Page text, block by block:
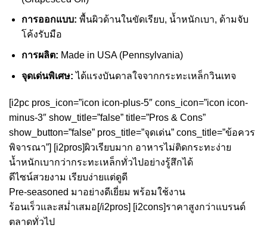
การออกแบบ: พื้นผิวด้านในขัดเรียบ, น้ำหนักเบา, ด้ามจับ
โค้งรับมือ
การผลิต: Made in USA (Pennsylvania)
จุดเด่นพิเศษ: ได้แรงบันดาลใจจากกระทะเหล็กวินเทจ
[i2pc pros_icon=”icon icon-plus-5″ cons_icon=”icon icon-
minus-3″ show_title=”false” title=”Pros & Cons”
show_button=”false” pros_title=”จุดเด่น” cons_title=”ข้อควร
พิจารณา”] [i2pros]ผิวเรียบมาก อาหารไม่ติดกระทะง่าย
น้ำหนักเบากว่ากระทะเหล็กทั่วไปอย่างรู้สึกได้
ดีไซน์สวยงาม เรียบง่ายแต่ดูดี
Pre-seasoned มาอย่างดีเยี่ยม พร้อมใช้งาน
ร้อนเร็วและสม่ำเสมอ[/i2pros] [i2cons]ราคาสูงกว่าแบรนด์
ตลาดทั่วไป